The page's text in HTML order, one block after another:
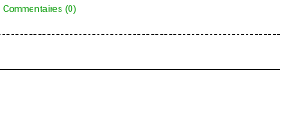
Commentaires (0)